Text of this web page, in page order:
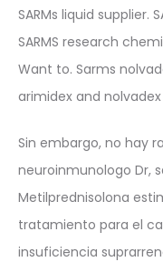
SARMs liquid supplier.
SARMS research
Want to. Sarms
arimidex and nolvadex
Sin embargo, no hay
neuroinmunologo Dr,
Metilprednisolona
tratamiento para el
insuficiencia